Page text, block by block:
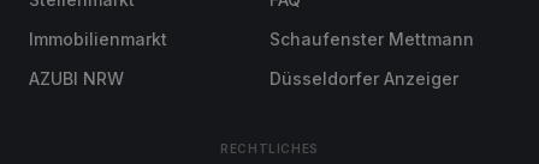
Immobilienmarkt
AZUBI NRW
Schaufenster Mettmann
Düsseldorfer Anzeiger
RECHTLICHES